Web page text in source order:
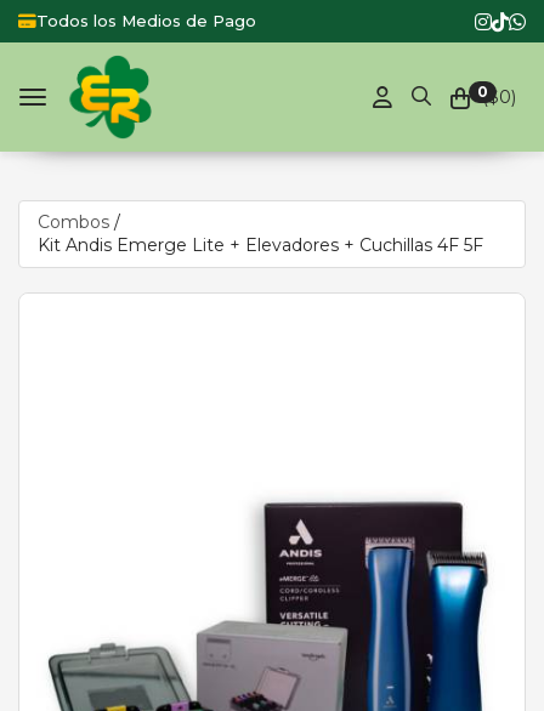
los Medios de Pago Productos
0($0)
Toggle navigation
Combos /
Kit Andis Emerge Lite + Elevadores + Cuchillas 4F 5F